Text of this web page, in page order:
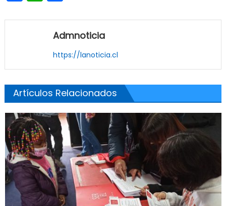
Admnoticia
https://lanoticia.cl
Artículos Relacionados